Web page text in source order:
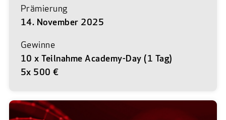
Prämierung
14. November 2025
Gewinne
10 x Teilnahme Academy-Day (1 Tag)
5x 500 €